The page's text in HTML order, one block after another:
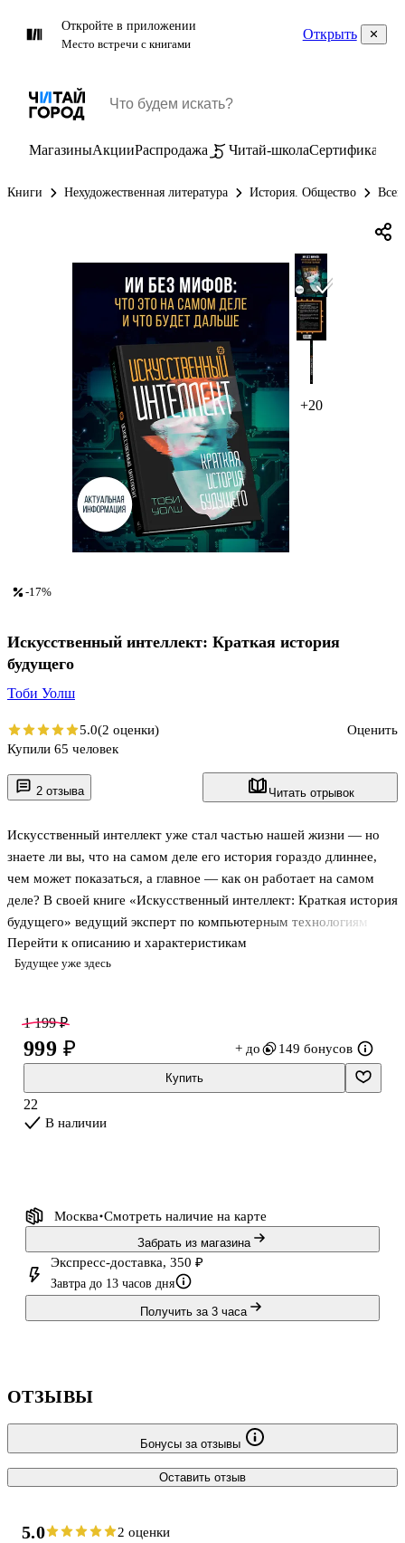
Откройте в приложении
Место встречи с книгами
Открыть
МагазиныАкцииРаспродажа Читай-школаСертификаты
Книги Нехудожественная литература История. Общество
+20
2 отзыва Читать отрывок
Будущее уже здесь
Искусственный интеллект уже стал частью нашей жизни — но
знаете ли вы, что на самом деле его история гораздо длиннее,
чем может показаться, а главное — как он работает на самом
деле? В своей книге «Искусственный интеллект: Краткая история
будущего» ведущий эксперт по компьютерным технологиям
Тоби Уолш собрал всю самую последнюю информацию о
технологии, с которой мы сталкиваемся каждый день, и
Аннотация
За громкими заголовками о восстании машин скрывается
прагматичная реальность: современный ИИ — это результат
слияния огромных данных, мощных чипов и алгоритмов,
Перейти к описанию и характеристикам
-17%
Искусственный интеллект: Краткая история
будущего
Тоби Уолш
5.0(2 оценки)
Оценить
Купили 65 человек
1 199 ₽
999 ₽ + до 149 бонусов
Купить
22
В наличии
Москва Смотреть наличие на карте
Забрать из магазина
Экспресс-доставка, 350 ₽
Завтра до 13 часов дня
Получить за 3 часа
ОТЗЫВЫ
Бонусы за отзывы
Оставить отзыв
5.0 2 оценки